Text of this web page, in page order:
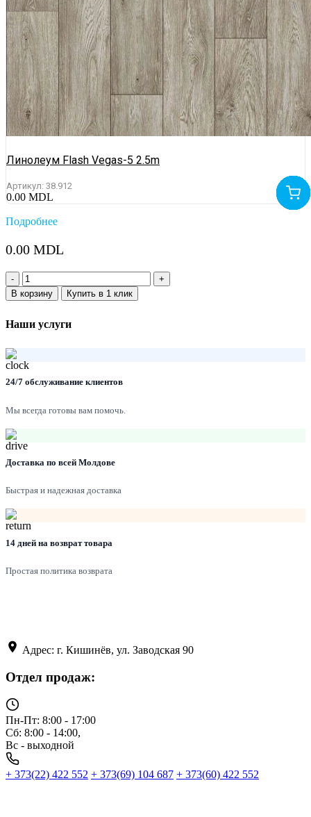
Линолеум Flash Vegas-5 2.5m
Артикул: 38.912
0.00 MDL
Подробнее
0.00 MDL
Количество:
В корзину Купить в 1 клик
Наши услуги
24/7 обслуживание клиентов
Мы всегда готовы вам помочь.
Доставка по всей Молдове
Быстрая и надежная доставка
14 дней на возврат товара
Простая политика возврата
Адрес: г. Кишинёв, ул. Заводская 90
Отдел продаж:
Пн-Пт: 8:00 - 17:00
Сб: 8:00 - 14:00,
Вс - выходной
+ 373(22) 422 552 + 373(69) 104 687 + 373(60) 422 552